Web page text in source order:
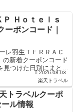
Ｈｏｔｅｌｓ
ポンコード｜
レ羽生ＴＥＲＲＡＣ
の新着クーポンコード
つけた日別にまとめ
ポンにな... 2026.08.03
楽天トラベル
トラベルクーポ
ル情報